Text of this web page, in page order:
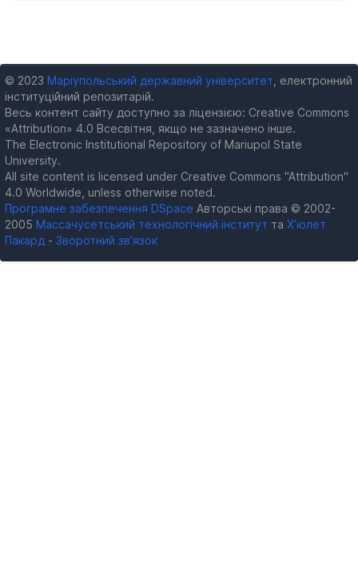
© 2023 Маріупольський державний університет , електронний
інституційний репозитарій.
Весь контент сайту доступно за ліцензією: Creative Commons
«Attribution» 4.0 Всесвітня, якщо не зазначено інше.
The Electronic Institutional Repository of Mariupol State
University.
All site content is licensed under Creative Commons "Attribution"
4.0 Worldwide, unless otherwise noted.
Програмне забезпечення DSpace Авторські права © 2002-
2005 Массачусетський технологічний інститут та Х’юлет
Пакард - Зворотний зв’язок